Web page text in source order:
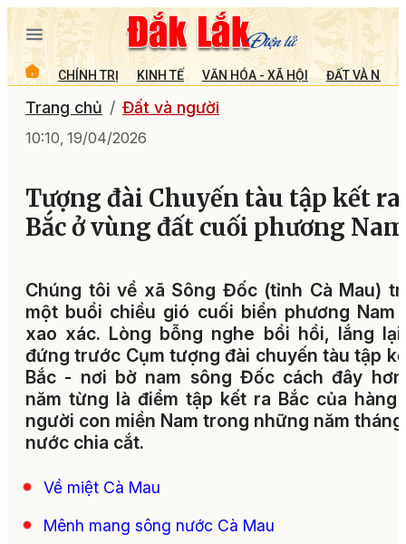
CHÍNH TRỊ KINH TẾ VĂN HÓA - XÃ HỘI ĐẤT VÀ
Trang chủ Đất và người
10:10, 19/04/2026
Tượng đài Chuyến tàu tập kết ra
Bắc ở vùng đất cuối phương Nam
Chúng tôi về xã Sông Đốc (tỉnh Cà Mau)
một buổi chiều gió cuối biển phương Nam
xao xác. Lòng bỗng nghe bồi hồi, lắng
đứng trước Cụm tượng đài chuyến tàu tập
Bắc - nơi bờ nam sông Đốc cách đây
năm từng là điểm tập kết ra Bắc của hàng
người con miền Nam trong những năm
nước chia cắt.
Về miệt Cà Mau
Mênh mang sông nước Cà Mau